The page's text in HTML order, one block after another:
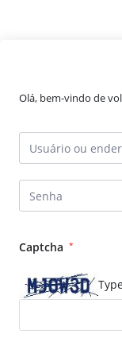
Olá, bem-vindo de
Captcha *